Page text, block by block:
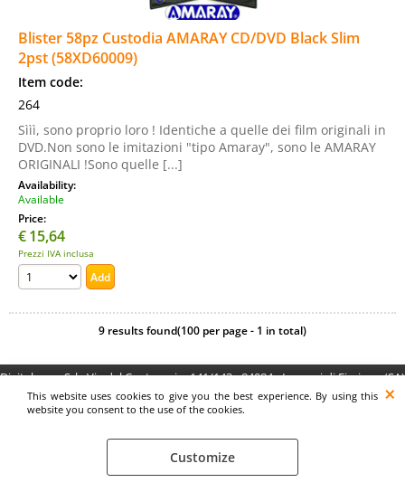
This website uses cookies to give you the best experience. By using this
website you consent to the use of the cookies.
Customize
Blister 58pz Custodia AMARAY CD/DVD Black Slim
2pst (58XD60009)
Item code:
264
Sììì, sono proprio loro ! Identiche a quelle dei film originali in
DVD.Non sono le imitazioni "tipo Amaray", sono le AMARAY
ORIGINALI !Sono quelle [...]
Availability:
Available
Price:
€15,64
Prezzi IVA inclusa
9 results found(100 per page - 1 in total)
Digitalrama Srl - Via del Centenario, 141/143 - 84084 - Lancusi di Fisciano (SA)
- P.IVA 05130560658 - digitalramasrl@pec.it G4AI1U8
Preferenze cookie